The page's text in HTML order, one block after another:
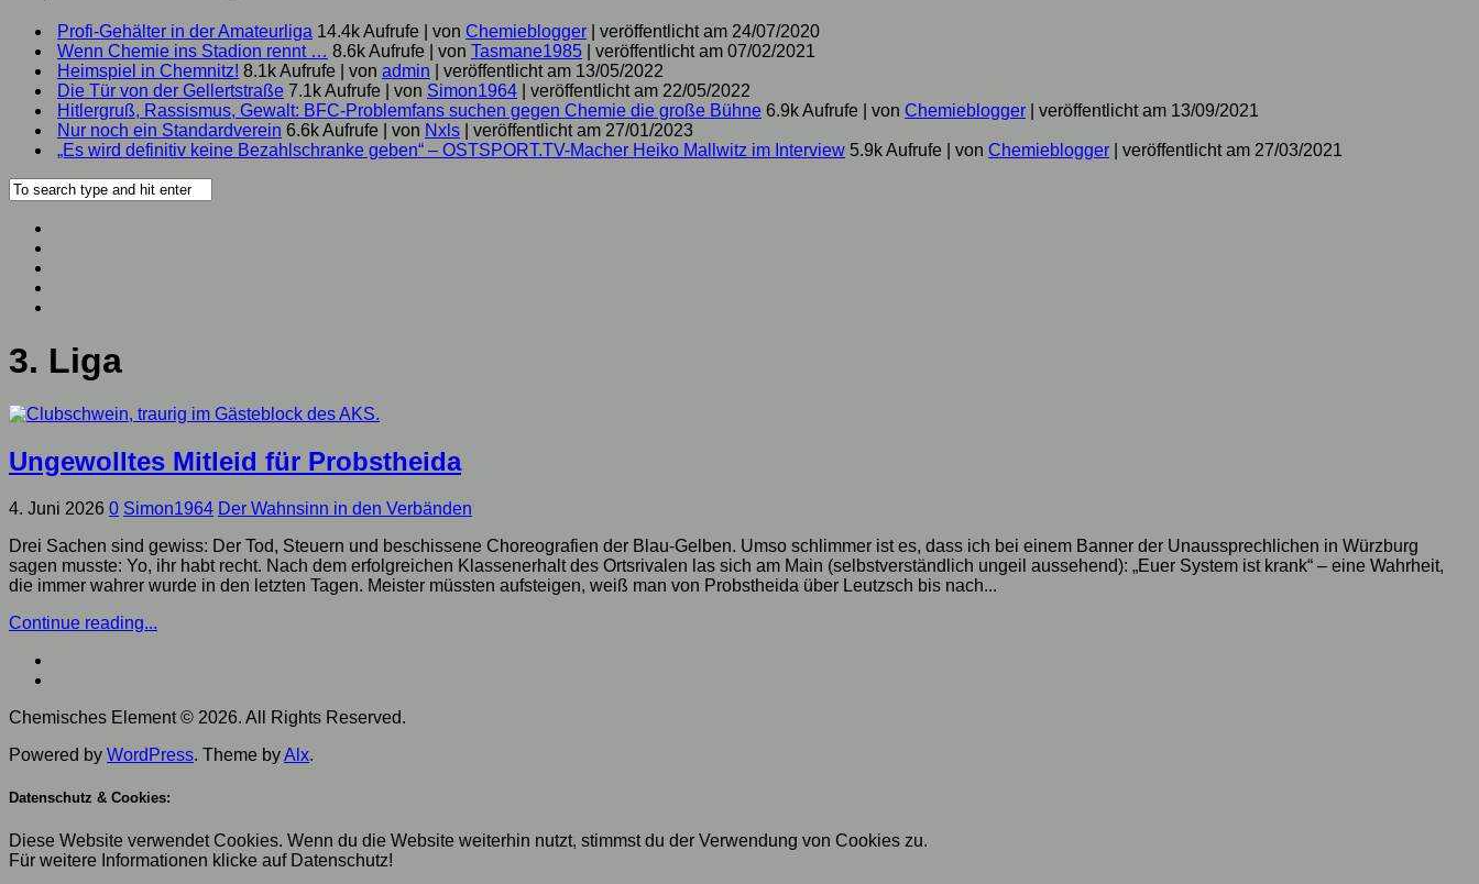
Profi-Gehälter in der Amateurliga 14.4k Aufrufe von Chemieblogger
veröffentlicht am 24/07/2020
Wenn Chemie ins Stadion rennt … 8.6k Aufrufe von Tasmane1985
veröffentlicht am 07/02/2021
Heimspiel in Chemnitz! 8.1k Aufrufe von admin
veröffentlicht am 13/05/2022
Die Tür von der Gellertstraße 7.1k Aufrufe von Simon1964
veröffentlicht am 22/05/2022
Hitlergruß, Rassismus, Gewalt: BFC-Problemfans suchen gegen Chemie die große Bühne 6.9k Aufrufe von Chemieblogger
veröffentlicht am 13/09/2021
Nur noch ein Standardverein 6.6k Aufrufe von Nxls
veröffentlicht am 27/01/2023
„Es wird definitiv keine Bezahlschranke geben“ – OSTSPORT.TV-Macher Heiko Mallwitz im Interview 5.9k Aufrufe von Chemieblogger veröffentlicht am 27/03/2021
3. Liga
Ungewolltes Mitleid für Probstheida
4. Juni 2026 0 Simon1964 Der Wahnsinn in den Verbänden
Drei Sachen sind gewiss: Der Tod, Steuern und beschissene Choreografien der Blau-Gelben. Umso schlimmer ist es, dass ich bei einem Banner der Unaussprechlichen in Würzburg
sagen musste: Yo, ihr habt recht. Nach dem erfolgreichen Klassenerhalt des Ortsrivalen las sich am Main (selbstverständlich ungeil aussehend): „Euer System ist krank“ – eine Wahrheit,
die immer wahrer wurde in den letzten Tagen. Meister müssten aufsteigen, weiß man von Probstheida über Leutzsch bis nach...
Continue reading...
Chemisches Element © 2026. All Rights Reserved.
Powered by WordPress. Theme byAlx.
Datenschutz & Cookies:
Diese Website verwendet Cookies. Wenn du die Website weiterhin nutzt, stimmst du der Verwendung von Cookies zu.
Für weitere Informationen klicke auf Datenschutz!